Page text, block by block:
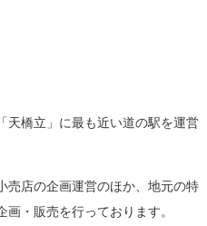
天橋立」に最も近い道の駅を運営
売店の企画運営のほか、地元の特
・販売を行っております。​